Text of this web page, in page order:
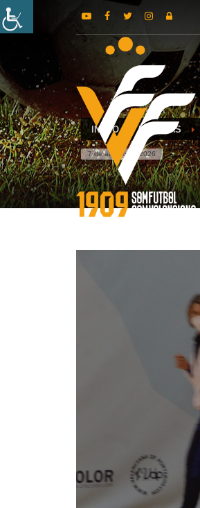
INICIO NOTICIAS
7 de agosto de 2026